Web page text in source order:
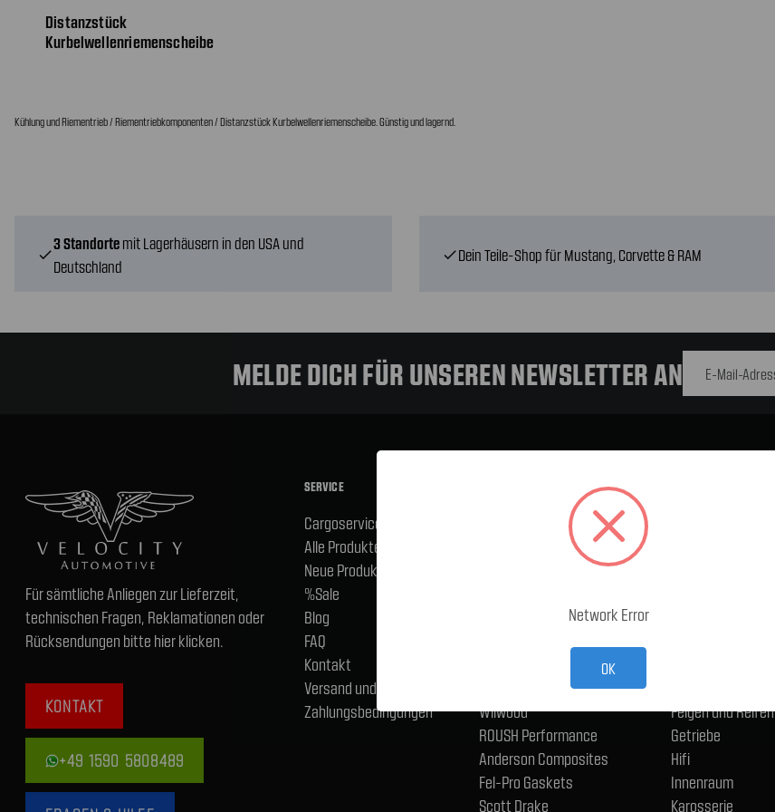
Distanzstück
Kurbelwellenriemenscheibe
Kühlung und Riementrieb / Riementriebkomponenten / Distanzstück Kurbelwellenriemenscheibe. Günstig und lagernd.
check
3 Standorte mit Lagerhäusern in den USA und
Deutschland
checkDein Teile-Shop für Mustang, Corvette & RAM
MELDE DICH FÜR UNSEREN NEWSLETTER AN
Für sämtliche Anliegen zur Lieferzeit,
technischen Fragen, Reklamationen oder
Rücksendungen bitte hier klicken.
KONTAKT
+49 1590 5808489
SERVICE
Cargoservice
Alle Produkte
Neue Produkte
%Sale
Blog
FAQ
Kontakt
Versand und
Zahlungsbedingungen
Ford Performance Racing
Wilwood
ROUSH Performance
Anderson Composites
Fel-Pro Gaskets
Scott Drake
Felgen und Reifen
Getriebe
Hifi
Innenraum
Karosserie
Network Error
OK